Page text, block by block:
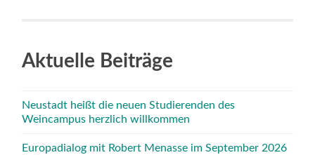
Aktuelle Beiträge
Neustadt heißt die neuen Studierenden des
Weincampus herzlich willkommen
Europadialog mit Robert Menasse im September 2026